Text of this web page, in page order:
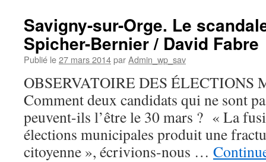
élections
municipales
2014.
Une
urgence
:
ouvrir
l’espace
public
Savigny-sur-Orge. Le
Spicher-Bernier / David Fabre
Publié le27 mars 2014parAdmin_wp_sav
OBSERVATOIRE DES ÉLECTIONS
Comment deux candidats qui ne sont
peuvent-ils l’être le 30 mars ? « La
élections municipales produit une
citoyenne », écrivions-nous …